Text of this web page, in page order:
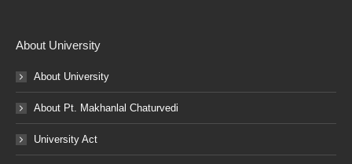
About University
About University
About Pt. Makhanlal Chaturvedi
University Act